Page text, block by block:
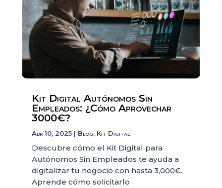
Kit Digital Autónomos Sin
Empleados: ¿Cómo Aprovechar
3000€?
Abr 10, 2025| Blog, Kit Digital
Descubre cómo el Kit Digital para
Autónomos Sin Empleados te ayuda a
digitalizar tu negocio con hasta 3,000€.
Aprende cómo solicitarlo